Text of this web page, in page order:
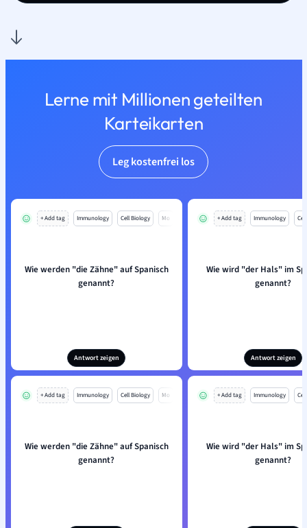
Lerne mit Millionen geteilten
Karteikarten
Leg kostenfrei los
+ Add tag Immunology Cell Biology Mo
Wie werden "die Zähne" auf Spanisch
genannt?
Antwort zeigen
+ Add tag Immunology
Wie wird "der Hals" im
genannt?
Antwort zeigen
+ Add tag Immunology Cell Biology Mo
Wie werden "die Zähne" auf Spanisch
genannt?
+ Add tag Immunology
Wie wird "der Hals" im
genannt?